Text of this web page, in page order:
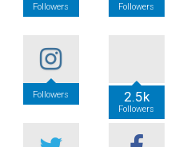
Followers Followers
Followers 2.5k
Followers